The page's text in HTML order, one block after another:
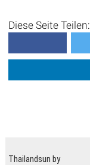
Diese Seite Teilen:
Thailandsun by